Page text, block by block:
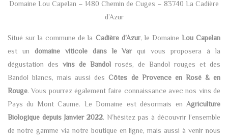
Domaine Lou Capelan – 1480 Chemin de Cuges – 83740 La Cadière
d’Azur
Situé sur la commune de la Cadière d’Azur, le Domaine Lou Capelan
est un domaine viticole dans le Varqui vous proposera à la
dégustation des vins de Bandol rosés, de Bandol rouges et des
Bandol blancs, mais aussi desCôtes de Provence en Rosé & en
Rouge. Vous pourrez également faire connaissance avec nos vins de
Pays du Mont Caume. Le Domaine est désormais en Agriculture
Biologique depuis Janvier 2022. N’hésitez pas à découvrir l’ensemble
de notre gamme via notre boutique en ligne, mais aussi à venir nous